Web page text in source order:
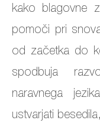
kako blagovne
pomoči pri
od začetka do
spodbuja
naravnega
ustvarjati